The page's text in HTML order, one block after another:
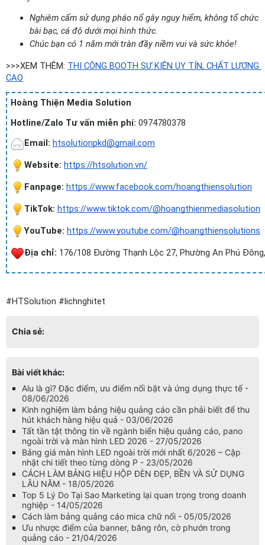
Nghiêm cấm sử dụng pháo nổ gây nguy hiểm, không tổ chức
bài bạc, cá độ dưới mọi hình thức.
Chúc bạn có 1 năm mới tràn đầy niềm vui và sức khỏe!
>>>XEM THÊM: THI CÔNG BOOTH SỰ KIỆN UY TÍN, CHẤT LƯỢNG
CAO
Hoàng Thiện Media Solution
Hotline/Zalo Tư vấn miễn phí: 0974780378
Email: htsolutionpkd@gmail.com
Website: https://htsolution.vn/
Fanpage: https://www.facebook.com/hoangthiensolution
TikTok: https://www.tiktok.com/@hoangthienmediasolution
YouTube: https://www.youtube.com/@hoangthiensolutions
Địa chỉ: 176/108 Đường Thạnh Lộc 27, Phường An Phú
#HTSolution #lichnghitet
Chia sẻ:
Bài viết khác:
Alu là gì? Đặc điểm, ưu điểm nổi bật và ứng dụng thực tế -
08/06/2026
Kinh nghiệm làm bảng hiệu quảng cáo cần phải biết để thu
hút khách hàng hiệu quả - 03/06/2026
Tất tần tật thông tin về ngành biển hiệu quảng cáo, pano
ngoài trời và màn hình LED 2026 - 27/05/2026
Bảng giá màn hình LED ngoài trời mới nhất 6/2026 – Cập
nhật chi tiết theo từng dòng P - 23/05/2026
CÁCH LÀM BẢNG HIỆU HỘP ĐÈN ĐẸP, BỀN VÀ SỬ DỤNG
LÂU NĂM - 18/05/2026
Top 5 Lý Do Tại Sao Marketing lại quan trọng trong doanh
nghiệp - 14/05/2026
Cách làm bảng quảng cáo mica chữ nổi - 05/05/2026
Ưu nhược điểm của banner, băng rôn, cờ phướn trong
quảng cáo - 21/04/2026